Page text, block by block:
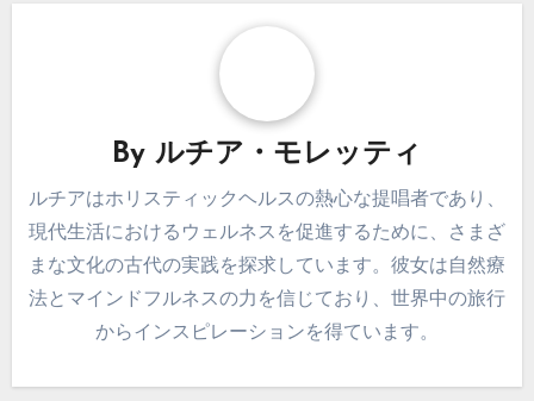
By ルチア・モレッティ
ルチアはホリスティックヘルスの熱心な提唱者であり、
現代生活におけるウェルネスを促進するために、さまざ
まな文化の古代の実践を探求しています。彼女は自然療
法とマインドフルネスの力を信じており、世界中の旅行
からインスピレーションを得ています。